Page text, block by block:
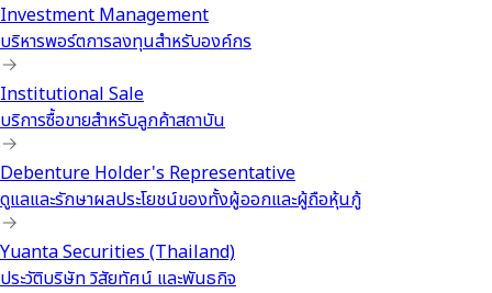
Investment Management
บริหารพอร์ตการลงทุนสำหรับองค์กร
Institutional Sale
บริการซื้อขายสำหรับลูกค้าสถาบัน
Debenture Holder's Representative
ดูแลและรักษาผลประโยชน์ของทั้งผู้ออกและผู้ถือหุ้นกู้
Yuanta Securities (Thailand)
ประวัติบริษัท วิสัยทัศน์ และพันธกิจ